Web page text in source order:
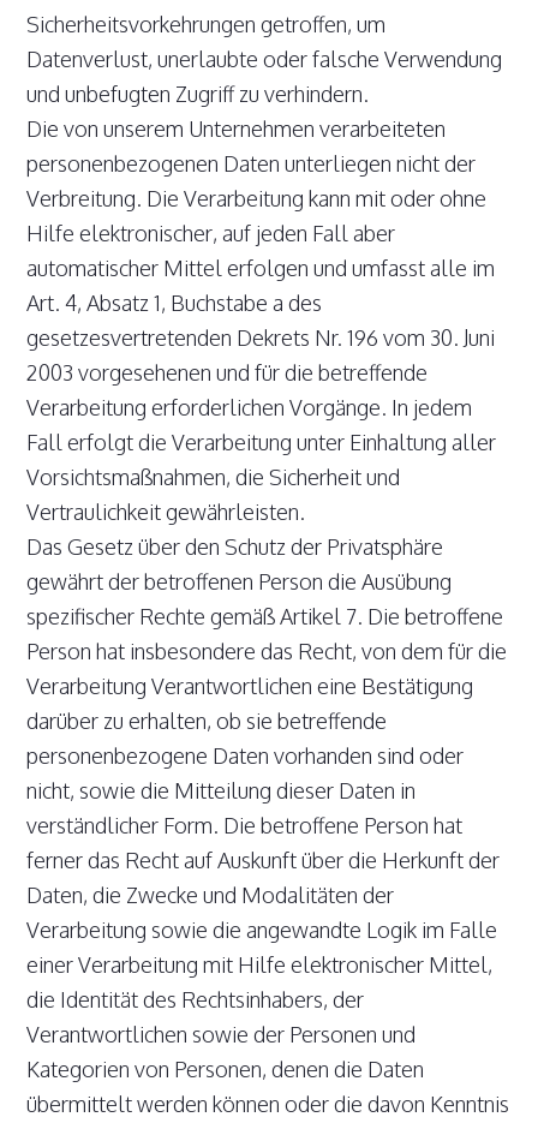
Sicherheitsvorkehrungen getroffen, um
Datenverlust, unerlaubte oder falsche Verwendung
und unbefugten Zugriff zu verhindern.
Die von unserem Unternehmen verarbeiteten
personenbezogenen Daten unterliegen nicht der
Verbreitung. Die Verarbeitung kann mit oder ohne
Hilfe elektronischer, auf jeden Fall aber
automatischer Mittel erfolgen und umfasst alle im
Art. 4, Absatz 1, Buchstabe a des
gesetzesvertretenden Dekrets Nr. 196 vom 30. Juni
2003 vorgesehenen und für die betreffende
Verarbeitung erforderlichen Vorgänge. In jedem
Fall erfolgt die Verarbeitung unter Einhaltung aller
Vorsichtsmaßnahmen, die Sicherheit und
Vertraulichkeit gewährleisten.
Das Gesetz über den Schutz der Privatsphäre
gewährt der betroffenen Person die Ausübung
spezifischer Rechte gemäß Artikel 7. Die betroffene
Person hat insbesondere das Recht, von dem für die
Verarbeitung Verantwortlichen eine Bestätigung
darüber zu erhalten, ob sie betreffende
personenbezogene Daten vorhanden sind oder
nicht, sowie die Mitteilung dieser Daten in
verständlicher Form. Die betroffene Person hat
ferner das Recht auf Auskunft über die Herkunft der
Daten, die Zwecke und Modalitäten der
Verarbeitung sowie die angewandte Logik im Falle
einer Verarbeitung mit Hilfe elektronischer Mittel,
die Identität des Rechtsinhabers, der
Verantwortlichen sowie der Personen und
Kategorien von Personen, denen die Daten
übermittelt werden können oder die davon Kenntnis